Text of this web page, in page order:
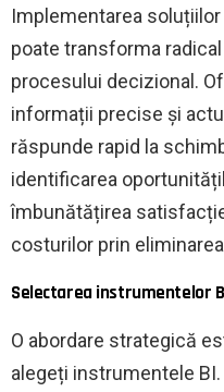
Implementarea
poate transforma
procesului decizional.
informații precise și
răspunde rapid la
identificarea
îmbunătățirea
costurilor prin
Selectarea instrumentelor
O abordare strategică
alegeți instrumentele